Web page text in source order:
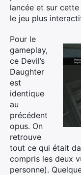
lancée et sur
le jeu plus
Pour le
gameplay,
ce Devil’s
Daughter
est
identique
au
précédent
opus. On
retrouve
tout ce qui était
compris les deux
personne).
Rechercher
: